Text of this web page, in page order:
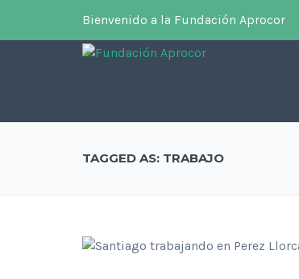
Bienvenido a la Fundación Aprocor
TAGGED AS: TRABAJO